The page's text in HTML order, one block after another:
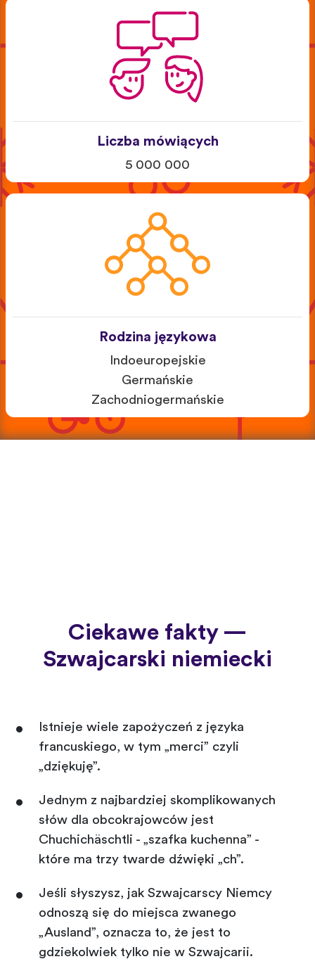
Liczba mówiących
5 000 000
Rodzina językowa
Indoeuropejskie
Germańskie
Zachodniogermańskie
Ciekawe fakty —
Szwajcarski niemiecki
Istnieje wiele zapożyczeń z języka
francuskiego, w tym „merci” czyli
„dziękuję”.
Jednym z najbardziej skomplikowanych
słów dla obcokrajowców jest
Chuchichäschtli - „szafka kuchenna” -
które ma trzy twarde dźwięki „ch”.
Jeśli słyszysz, jak Szwajcarscy Niemcy
odnoszą się do miejsca zwanego
„Ausland”, oznacza to, że jest to
gdziekolwiek tylko nie w Szwajcarii.